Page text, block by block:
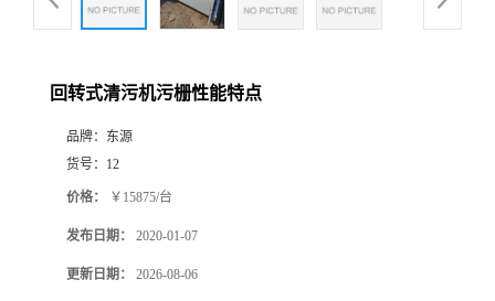
回转式清污机污栅性能特点
品牌： 东源
货号： 12
价格： ￥15875/台
发布日期： 2020-01-07
更新日期： 2026-08-06